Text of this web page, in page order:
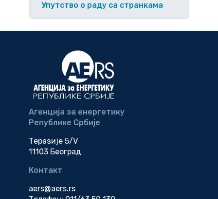
Упутство o раду са странкама
Агенција за енергетику
Републике Србије
Теразије 5/V
11103 Београд
Контакт
aers@aers.rs